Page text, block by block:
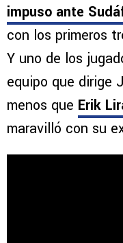
impuso ante
con los primeros
Y uno de los
equipo que dirige
menos que Erik
maravilló con su